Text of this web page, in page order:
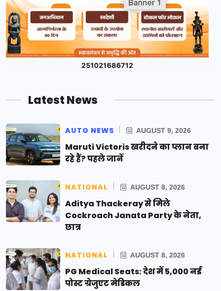
Latest News
AUTO NEWS AUGUST 9, 2026
Maruti Victoris खरीदने का प्लान बना
रहे हैं? पहले जानें
NATIONAL AUGUST 8, 2026
Aditya Thackeray से मिले
Cockroach Janata Party के नेता,
छात्र
NATIONAL AUGUST 8, 2026
PG Medical Seats: देश में 5,000 नई
पोस्ट ग्रेजुएट मेडिकल